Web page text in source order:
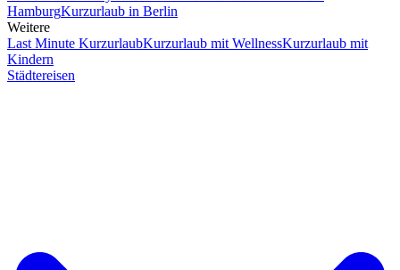
HamburgKurzurlaub in Berlin
Weitere
Last Minute KurzurlaubKurzurlaub mit WellnessKurzurlaub mit
Kindern
Städtereisen